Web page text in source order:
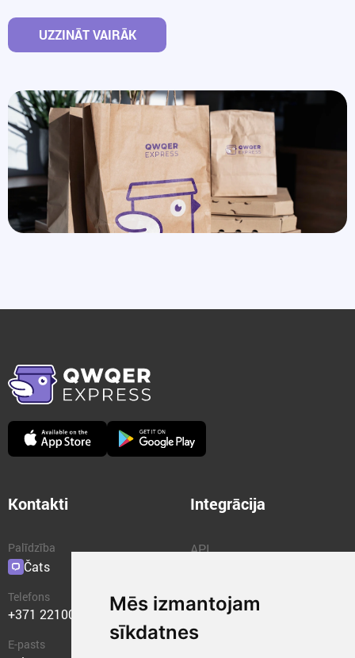
Mēs izmantojam
sīkdatnes
UZZINĀT VAIRĀK
Kontakti
Palīdzība
Čats
Telefons
+371 22100400
E-pasts
Integrācija
API